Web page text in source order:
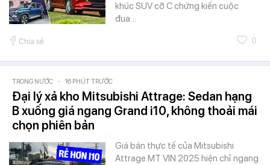
khúc SUV cỡ C chứng kiến cuộc
đua…
Chia sẻ 0
TRONG NƯỚC - 16 PHÚT TRƯỚC
Đại lý xả kho Mitsubishi Attrage: Sedan hạng
B xuống giá ngang Grand i10, không thoải mái
chọn phiên bản
Giá bán thực tế của Mitsubishi
Attrage MT VIN 2025 hiện chỉ ngang